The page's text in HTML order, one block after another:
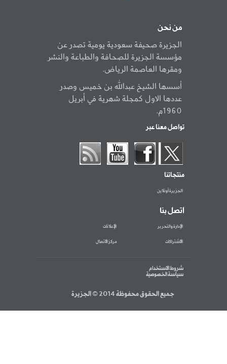
من نحن
الجزيرة صحيفة سعودية يومية تصدر عن
مؤسسة الجزيرة للصحافة والطباعة والنشر
ومقرها العاصمة الرياض.
أسسها الشيخ عبدالله بن خميس وصدر
عددها الاول كمجلة شهرية في أبريل
1960م.
تواصل معنا عبر
منتجاتنا
الجزيرة أونلاين
اتصل بنا
الإدارة والتحرير الإعلانات
الاشتراكات مركز الاتصال
شروط الاستخدام
سياسة الخصوصية
جميع الحقوق محفوظة 2014 © الجزيرة